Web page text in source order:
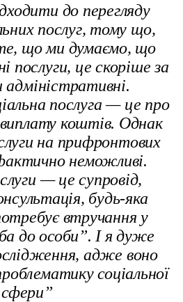
до перегляду
послуг, тому що,
що ми думаємо, що
послуги, це скоріше за
адміністративні.
послуга — це про
коштів. Однак
на прифронтових
неможливі.
— це супровід,
будь-яка
втручання у
до особи”. І я дуже
адже воно
соціальної
сфери”